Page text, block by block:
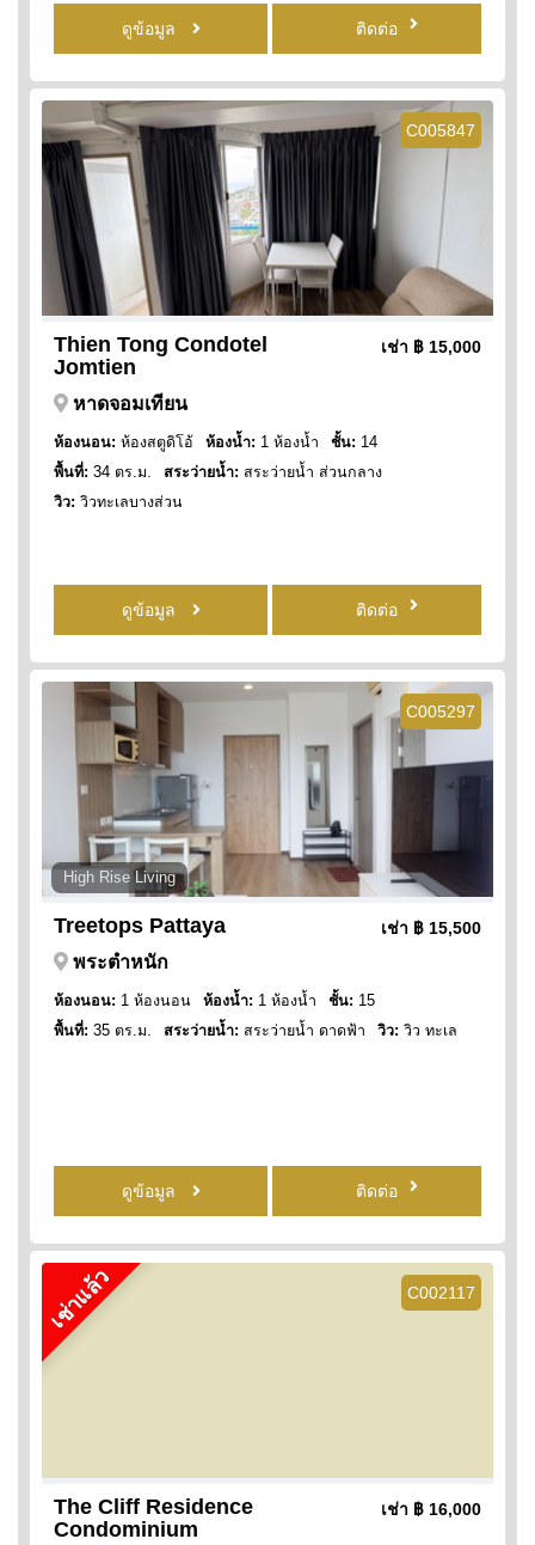
ดูข้อมูล ติดต่อ
C005847
Thien Tong Condotel
Jomtien
เช่า ฿ 15,000
หาดจอมเทียน
ห้องนอน: ห้องสตูดิโอ้ ห้องน้ำ: 1 ห้องน้ำ ชั้น: 14
พื้นที่: 34 ตร.ม. สระว่ายน้ำ: สระว่ายน้ำ ส่วนกลาง
วิว: วิวทะเลบางส่วน
ดูข้อมูล ติดต่อ
C005297
High Rise Living
Treetops Pattaya เช่า ฿ 15,500
พระตำหนัก
ห้องนอน: 1 ห้องนอน ห้องน้ำ: 1 ห้องน้ำ ชั้น: 15
พื้นที่: 35 ตร.ม. สระว่ายน้ำ: สระว่ายน้ำ ดาดฟ้า วิว: วิว ทะเล
ดูข้อมูล ติดต่อ
C002117
เช่าแล้ว
The Cliff Residence
Condominium
เช่า ฿ 16,000